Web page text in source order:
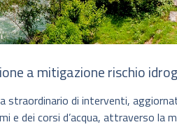
a mitigazione rischio
straordinario di interventi,
e dei corsi d’acqua, attraverso la